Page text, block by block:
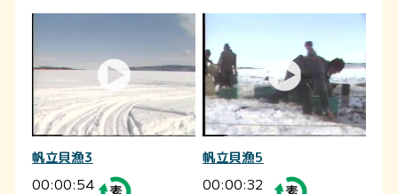
帆立貝漁3
00:00:54
帆立貝漁5
00:00:32